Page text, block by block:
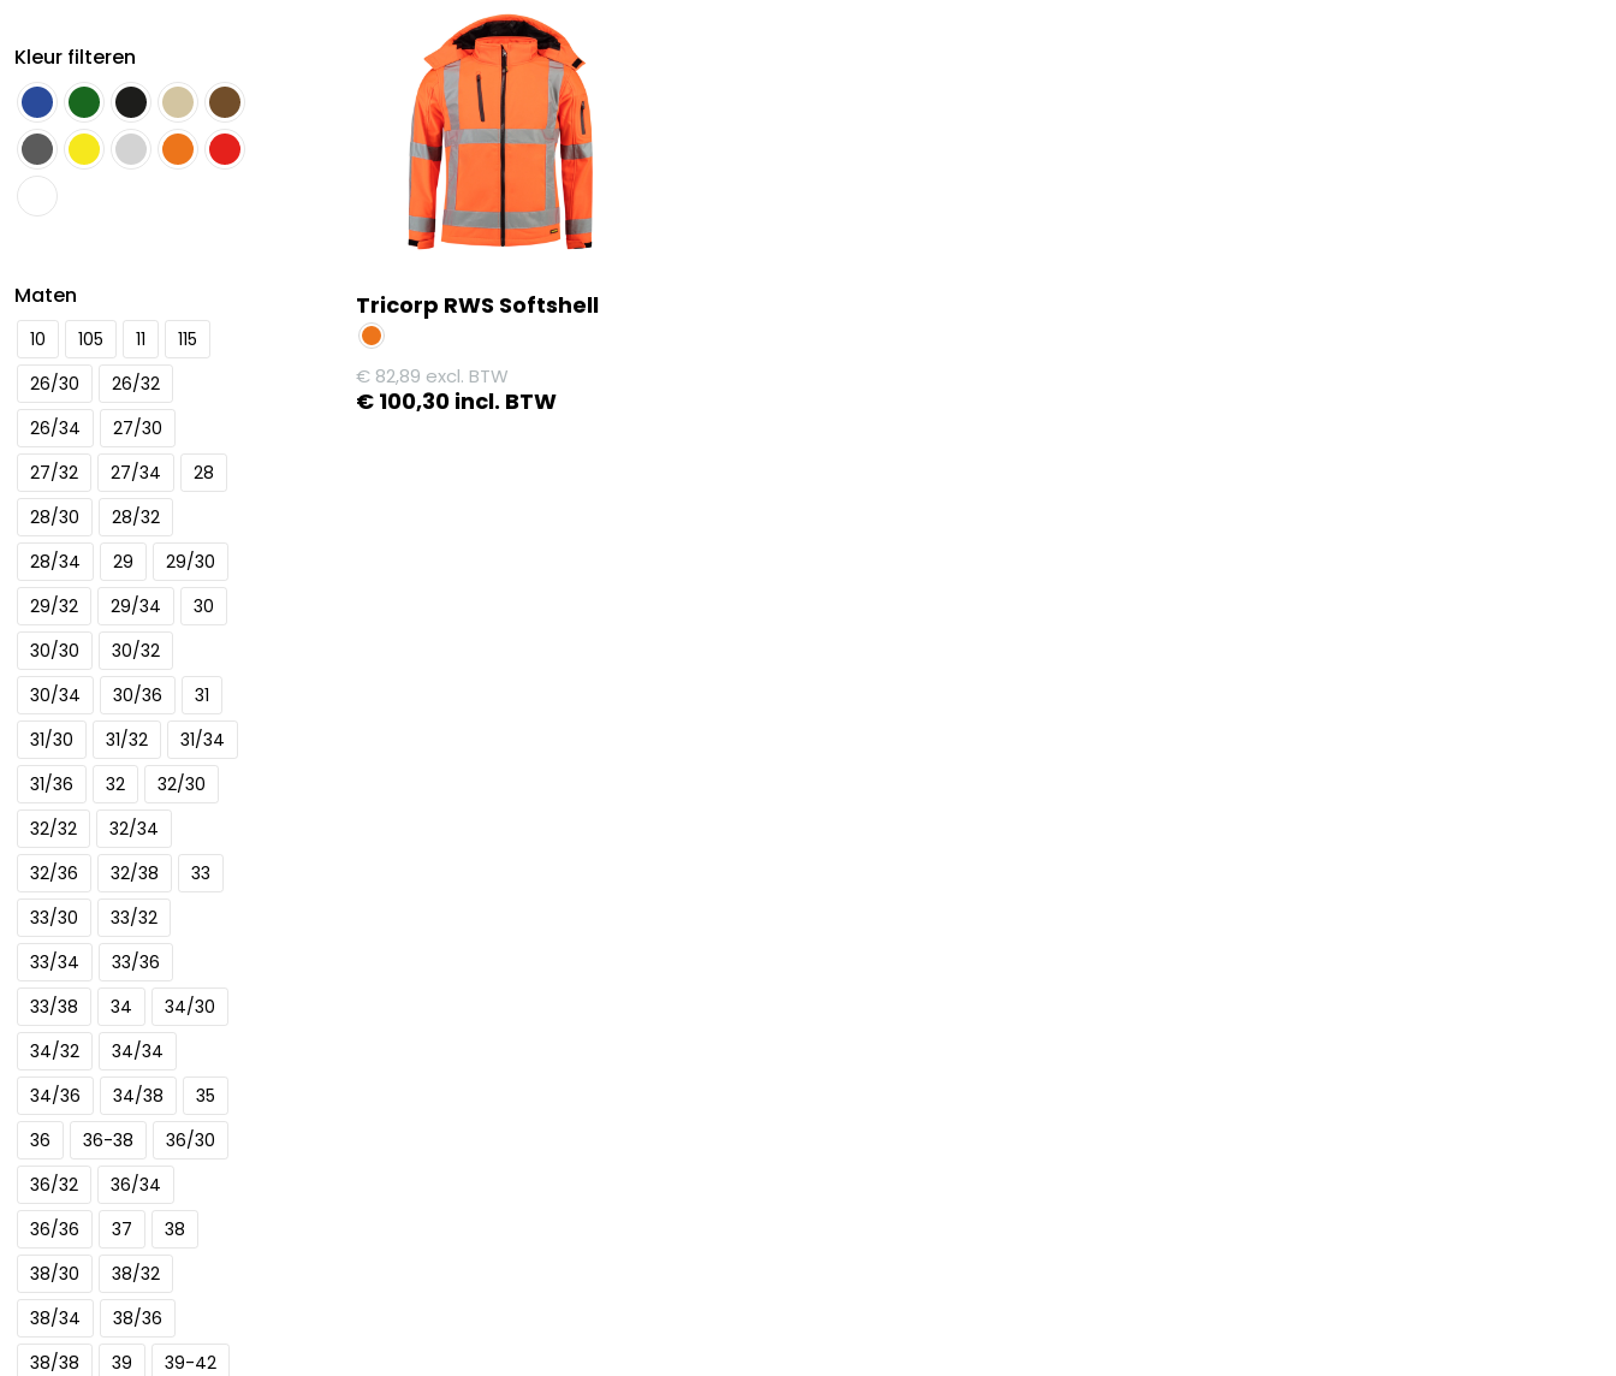
Kleur filteren
Maten
10 105 11
115
26/30
26/32
26/34
27/30
27/32
27/34
28
28/30
28/32
28/34
29
29/30
29/32
29/34
30
30/30
30/32
30/34
30/36
31
31/30
31/32
31/34
31/36
32
32/30
32/32
32/34
32/36
32/38
33
33/30
33/32
33/34
33/36
33/38
34
34/30
34/32
34/34
34/36
34/38
35
36
36-38
36/30
36/32
36/34
36/36
37
38
38/30
38/32
38/34
38/36
38/38
39
39-42
Tricorp RWS Softshell
€ 82,89 excl. BTW
€ 100,30 incl. BTW